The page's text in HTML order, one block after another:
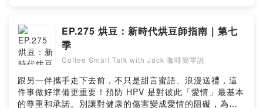
https://linktr.ee/jack_wang_coffeeFollow Jack IG for
courses, events, and updates.06/30花蓮後製加工課程
進階班｜12/03~1204花蓮後製加工課程高階班 花蓮後製
加工課程7/28~7/31台北【SCA CSP 烘豆初中級認證課
程】Powered by Firstory Hosting
EP.275 烘豆：新時代烘豆師指南｜第七
季
Coffee Small Talk with Jack 咖啡簡單說
跟另一伴攜手走下去前，不只是甜言蜜語、浪漫送禮，這
件事做好準備更重要！預防 HPV 是對彼此「愛情」最基本
的尊重和承諾。別讓對健康的傷害變成愛情的阻礙，為彼